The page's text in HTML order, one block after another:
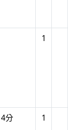
1
4分 1